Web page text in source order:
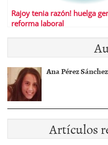
Rajoy tenia razón! huelga
reforma laboral
Ana Pérez Sánchez
Artículos